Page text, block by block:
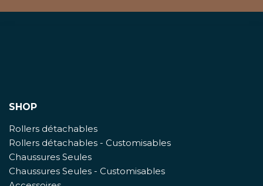
SHOP
Rollers détachables
Rollers détachables - Customisables
Chaussures Seules
Chaussures Seules - Customisables